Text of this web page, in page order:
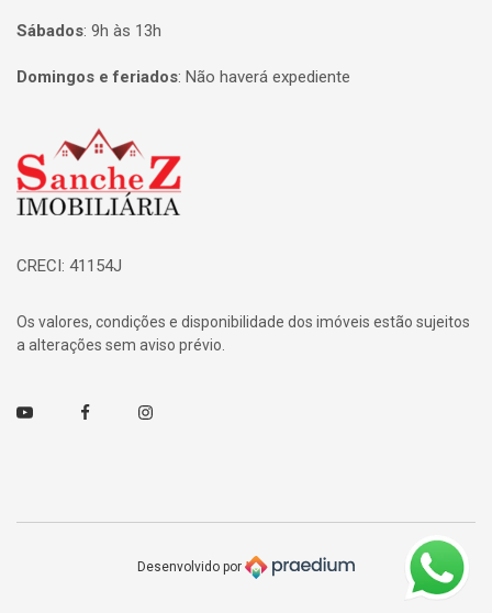
Sábados: 9h às 13h
Domingos e feriados: Não haverá expediente
Página inicial
CRECI: 41154J
Os valores, condições e disponibilidade dos imóveis estão sujeitos
a alterações sem aviso prévio.
Youtube FacebookInstagram
Desenvolvido por